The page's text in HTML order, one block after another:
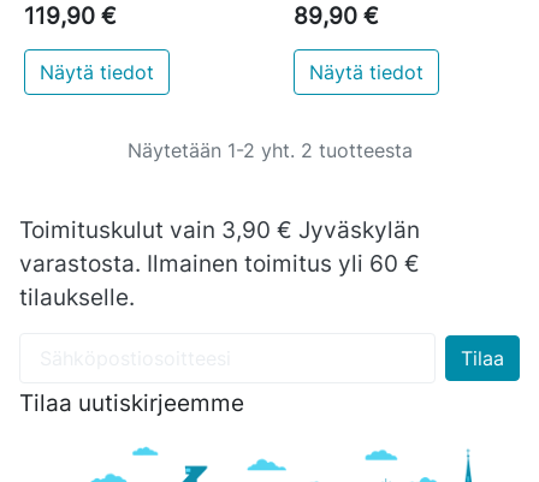
119,90 €
Näytä tiedot
89,90 €
Näytä tiedot
Näytetään 1-2 yht. 2 tuotteesta
Toimituskulut vain 3,90 € Jyväskylän
varastosta. Ilmainen toimitus yli 60 €
tilaukselle.
Tilaa uutiskirjeemme